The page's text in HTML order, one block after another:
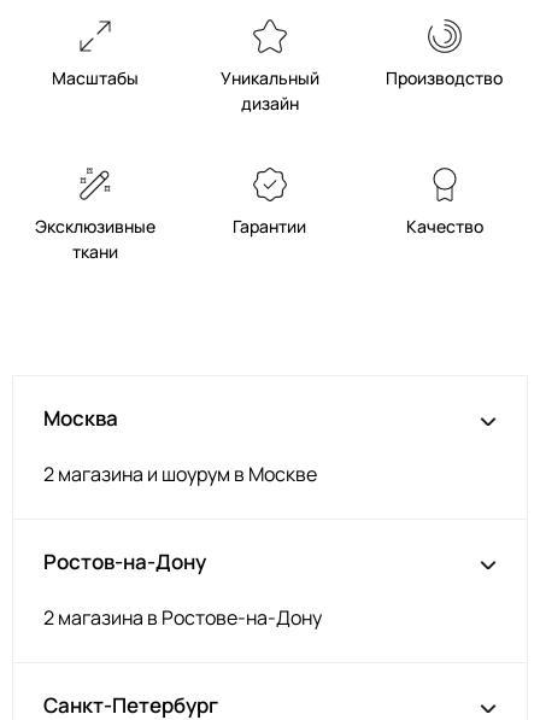
Масштабы
Уникальный
дизайн
Производство
Эксклюзивные
ткани
Гарантии Качество
Москва
2 магазина и шоурум в Москве
Ростов-на-Дону
2 магазина в Ростове-на-Дону
Санкт-Петербург